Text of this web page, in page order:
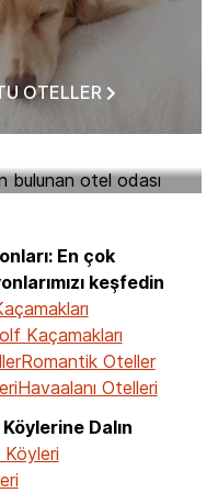
OTELLER
En çok
keşfedin
Kaçamakları
Romantik Oteller
Havaalanı Otelleri
Dalın